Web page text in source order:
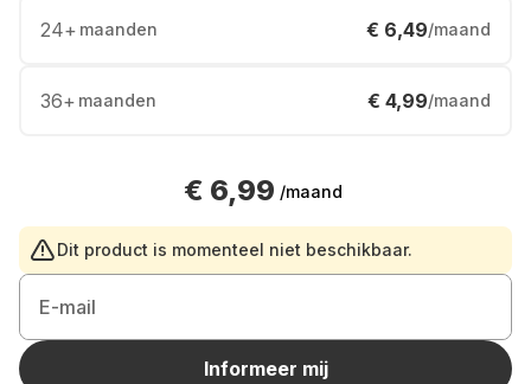
24+ maanden € 6,49/maand
36+ maanden € 4,99/maand
€ 6,99 /maand
Dit product is momenteel niet beschikbaar.
E-mail
Informeer mij